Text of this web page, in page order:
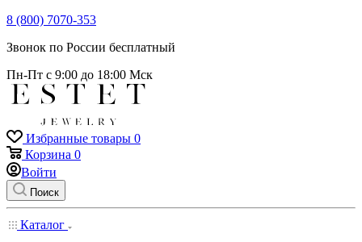
8 (800) 7070-353
Звонок по России бесплатный
Пн-Пт с 9:00 до 18:00 Мск
Избранные товары 0
Корзина 0
Войти
Поиск
Каталог